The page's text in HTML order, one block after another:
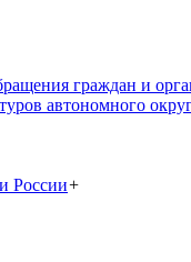
граждан и
автономного
России+